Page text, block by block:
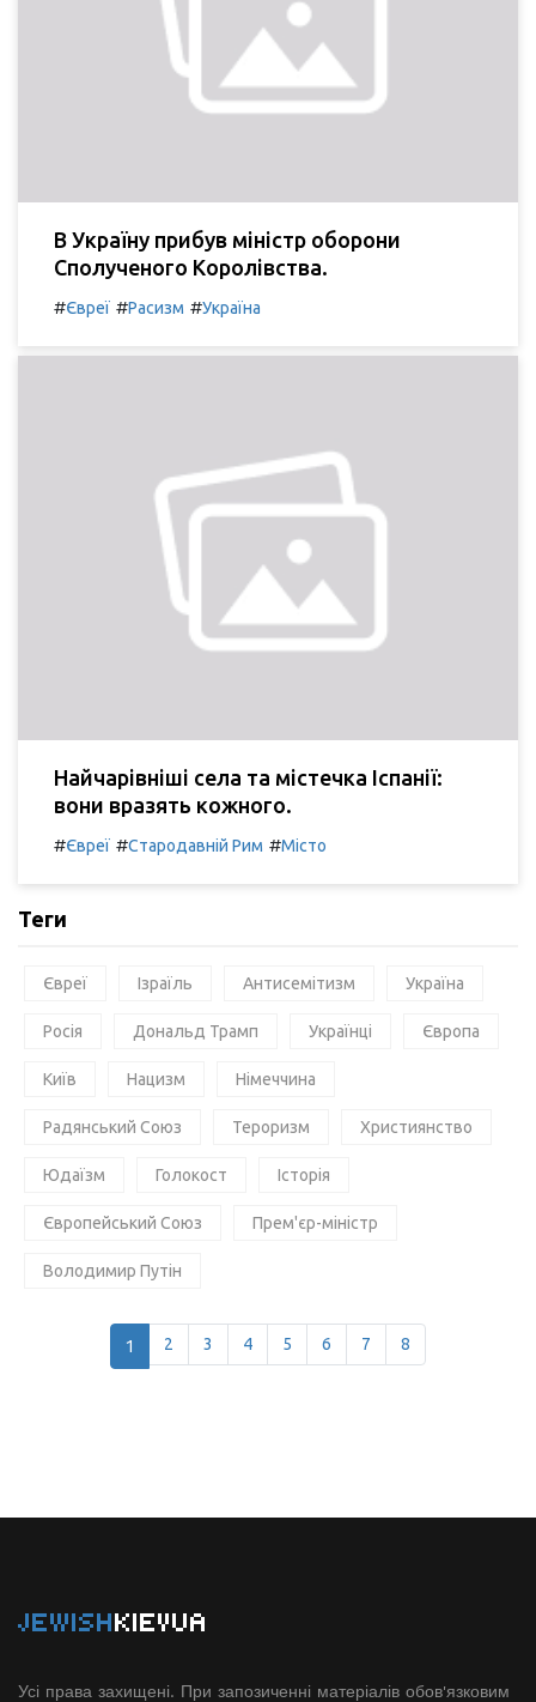
В Україну прибув міністр оборони
Сполученого Королівства.
#Євреї #Расизм #Україна
Найчарівніші села та містечка Іспанії:
вони вразять кожного.
#Євреї #Стародавній Рим #Місто
Теги
Євреї Ізраїль Антисемітизм Україна
Росія Дональд Трамп Українці Європа
Київ Нацизм Німеччина
Радянський Союз Тероризм Християнство
Юдаїзм Голокост Історія
Європейський Союз Прем'єр-міністр
Володимир Путін
1 2 3 4 5 6 7 8
JEWISHKIEVUA
Усі права захищені. При запозиченні матеріалів обов'язковим